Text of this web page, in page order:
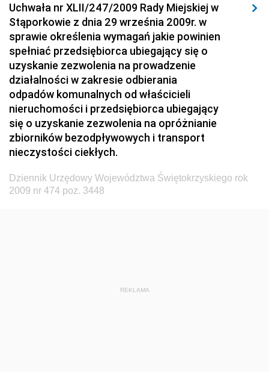
Dziennik Urzędowy Ministerstwa Hutnictwa i
Przemysłu Maszynowego
Dziennik Urzędowy Ministerstwa Zdrowia i Opieki
Społecznej
Dziennik Urzędowy Ministerstwa Rolnictwa, Leśnictwa
i Gospodarki Żywnościowej
Dziennik Urzędowy Ministra Spraw Wewnętrznych
Dziennik Urzędowy Ministra Transportu, Budownictwa
i Gospodarki Morskiej
Dziennik Urzędowy Ministra Administracji i Cyfryzacji
Dziennik Urzędowy Głównego Inspektora Ochrony
Dziennik Urzędowy Ministra Budownictwa i Przemysłu
Uchwała nr XLII/247/2009 Rady Miejskiej w
Stąporkowie z dnia 29 września 2009r. w
sprawie określenia wymagań jakie powinien
spełniać przedsiębiorca ubiegający się o
uzyskanie zezwolenia na prowadzenie
działalności w zakresie odbierania
odpadów komunalnych od właścicieli
nieruchomości i przedsiębiorca ubiegający
się o uzyskanie zezwolenia na opróżnianie
zbiorników bezodpływowych i transport
nieczystości ciekłych.
Dziennik Urzędowy Województwa Świętokrzyskiego rok
2009 nr 474 poz. 3448
REKLAMA